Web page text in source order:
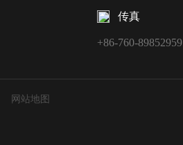
传真
+86-760-89852959
网站地图